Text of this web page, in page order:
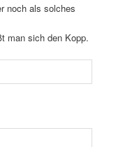
noch als solches
man sich den Kopp.